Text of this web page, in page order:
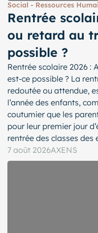
Social - Ressources
Rentrée
ou retard au
possible ?
Rentrée scolaire 2026 :
est-ce possible ? La
redoutée ou attendue,
l’année des enfants,
coutumier que les
pour leur premier jour
rentrée des classes des
7 août 2026AXENS